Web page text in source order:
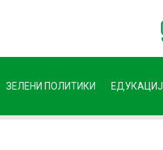
ЗЕЛЕНИ ПОЛИТИКИ